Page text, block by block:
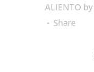
ALIENTO by
Share